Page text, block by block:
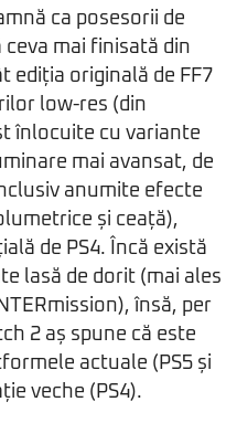
ca posesorii de
mai finisată din
ediția originală de FF7
low-res (din
înlocuite cu variante
mai avansat, de
anumite efecte
și ceață),
de PS4. Încă există
lasă de dorit (mai ales
însă, per
2 aș spune că este
actuale (PS5 și
veche (PS4).